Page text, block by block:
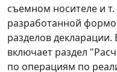
съемном носителе и
разработанной
разделов
включает раздел
по операциям по